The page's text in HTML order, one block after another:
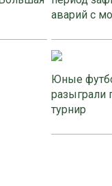
аварий с
Юные
разыграли
турнир